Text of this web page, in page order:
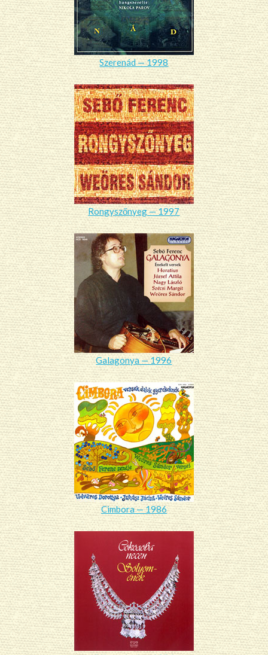
Szerenád — 1998
Rongyszőnyeg — 1997
Galagonya — 1996
Cimbora — 1986